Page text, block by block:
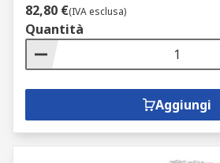
82,80 €(IVA esclusa)
Quantità
Aggiungi